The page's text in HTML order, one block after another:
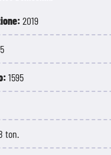
2019
1595
ton.